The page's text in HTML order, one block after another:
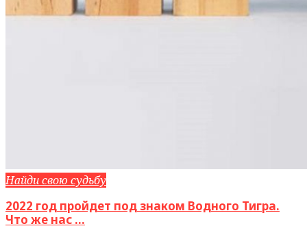
Найди свою судьбу
2022 год пройдет под знаком Водного Тигра.
Что же нас ...